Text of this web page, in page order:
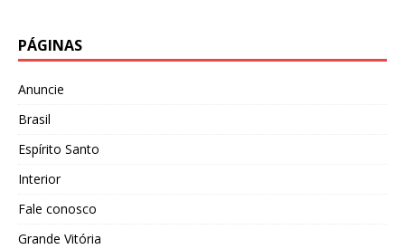
PÁGINAS
Anuncie
Brasil
Espírito Santo
Interior
Fale conosco
Grande Vitória